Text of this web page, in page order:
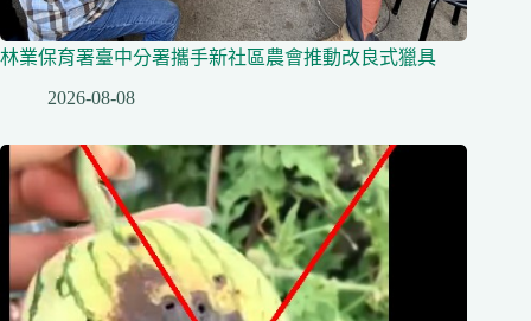
林業保育署臺中分署攜手新社區農會推動改良式獵具
2026-08-08